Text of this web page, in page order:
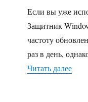
Если вы уже
Защитник
частоту
раз в день,
Читать далее